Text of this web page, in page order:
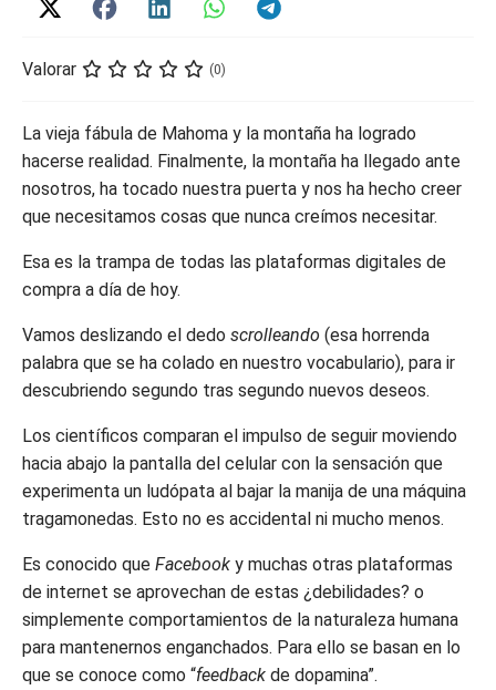
Valorar (0)
La vieja fábula de Mahoma y la montaña ha logrado
hacerse realidad. Finalmente, la montaña ha llegado ante
nosotros, ha tocado nuestra puerta y nos ha hecho creer
que necesitamos cosas que nunca creímos necesitar.
Esa es la trampa de todas las plataformas digitales de
compra a día de hoy.
Vamos deslizando el dedo scrolleando (esa horrenda
palabra que se ha colado en nuestro vocabulario), para ir
descubriendo segundo tras segundo nuevos deseos.
Los científicos comparan el impulso de seguir moviendo
hacia abajo la pantalla del celular con la sensación que
experimenta un ludópata al bajar la manija de una máquina
tragamonedas. Esto no es accidental ni mucho menos.
Es conocido que Facebook y muchas otras plataformas
de internet se aprovechan de estas ¿debilidades? o
simplemente comportamientos de la naturaleza humana
para mantenernos enganchados. Para ello se basan en lo
que se conoce como “feedback de dopamina”.